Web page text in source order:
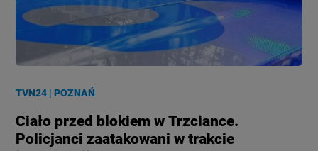
TVN24 |POZNAŃ
Ciało przed blokiem w Trzciance.
Policjanci zaatakowani w trakcie